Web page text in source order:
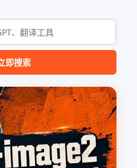
即搜索